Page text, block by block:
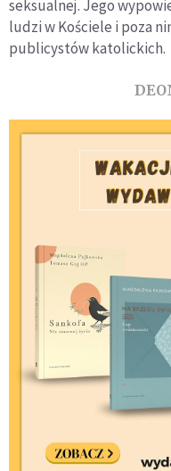
seksualnej. Jego
ludzi w Kościele i poza
publicystów katolickich.